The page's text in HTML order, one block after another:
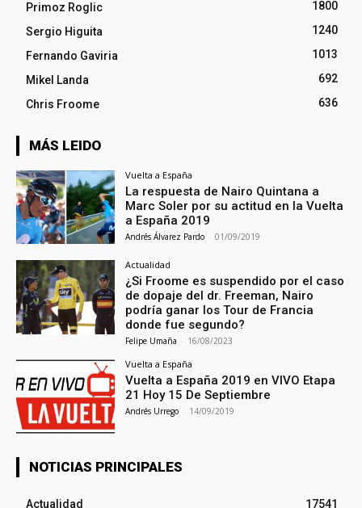
Primoz Roglic
1800
Sergio Higuita
1240
Fernando Gaviria
1013
Mikel Landa
692
Chris Froome
636
MÁS LEIDO
Vuelta a España
La respuesta de Nairo Quintana a
Marc Soler por su actitud en la Vuelta
a España 2019
Andrés Álvarez Pardo - 01/09/2019
Actualidad
¿Si Froome es suspendido por el caso
de dopaje del dr. Freeman, Nairo
podría ganar los Tour de Francia
donde fue segundo?
Felipe Umaña - 16/08/2023
Vuelta a España
Vuelta a España 2019 en VIVO Etapa
21 Hoy 15 De Septiembre
Andrés Urrego - 14/09/2019
NOTICIAS PRINCIPALES
Actualidad 17541